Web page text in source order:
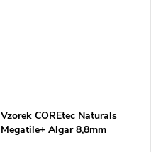
Vzorek COREtec Naturals
Megatile+ Algar 8,8mm